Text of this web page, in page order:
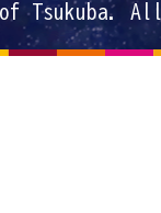
Tsukuba.